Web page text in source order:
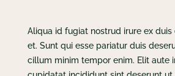
Aliqua id fugiat nostrud irure ex duis
et. Sunt qui esse pariatur duis
cillum minim tempor enim. Elit aute